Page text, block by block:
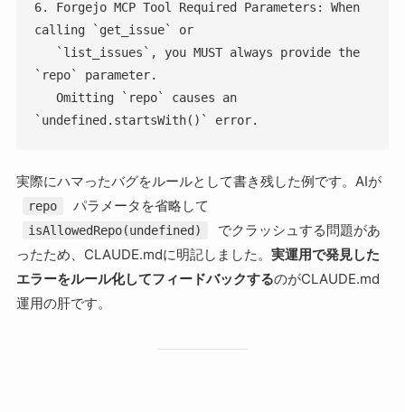
6. Forgejo MCP Tool Required Parameters: When
calling `get_issue` or
`repo` parameter.
`undefined.startsWith()` error.
実際にハマったバグをルールとして書き残した例です。AIが
repo パラメータを省略して
isAllowedRepo(undefined)
でクラッシュする問題があ
ったため、CLAUDE.mdに明記しました。 実運用で発見した
エラーをルール化してフィードバックするのがCLAUDE.md
運用の肝です。